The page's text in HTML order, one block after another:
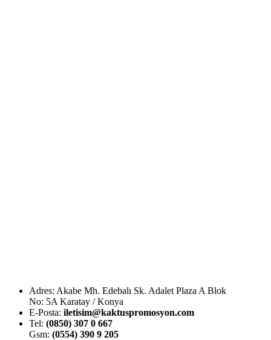
Adres: Akabe Mh. Edebalı Sk. Adalet Plaza A Blok
No: 5A Karatay / Konya
E-Posta: iletisim@kaktuspromosyon.com
Tel: (0850) 307 0 667
Gsm: (0554) 390 9 205